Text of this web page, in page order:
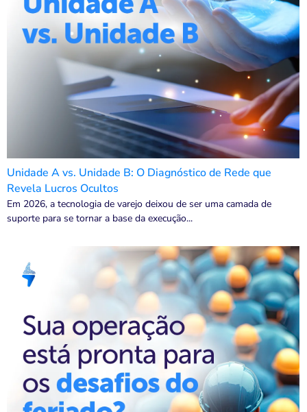
Unidade A vs. Unidade B: O Diagnóstico de Rede que
Revela Lucros Ocultos
Em 2026, a tecnologia de varejo deixou de ser uma camada de
suporte para se tornar a base da execução...